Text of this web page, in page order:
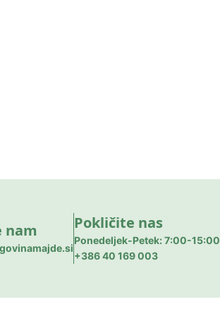
nam Pokličite nas
Ponedeljek-Petek: 7:00-15:00
+386 40 169 003